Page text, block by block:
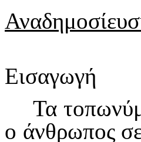
Εισαγωγή
Τα
ο άνθρωπος